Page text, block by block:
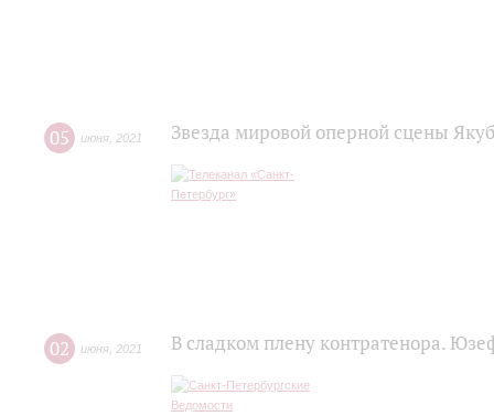
05 июня 2021 Звезда мировой оперной сцены
02 июня 2021 В сладком плену контратенора.